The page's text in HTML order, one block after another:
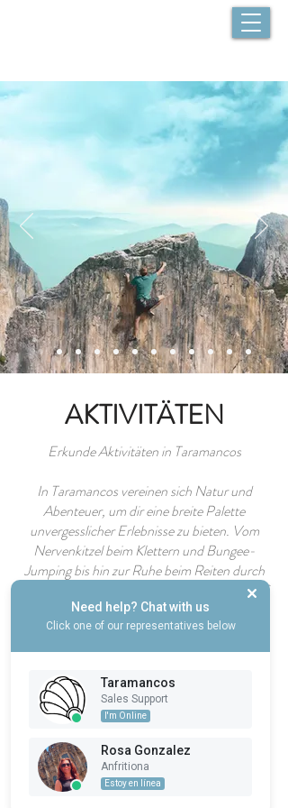
Erkunde Aktivitäten in Taramancos
In Taramancos vereinen sich Natur und
Abenteuer, um dir eine breite Palette
unvergesslicher Erlebnisse zu bieten. Vom
Nervenkitzel beim Klettern und Bungee-
Jumping bis hin zur Ruhe beim Reiten durch
die Sierra de Outes – jede Aktivität ist darauf
ausgelegt, dich mit der natürlichen Schönheit
Galiciens zu verbinden.
umliegenden Gebiete von Taramancos
spektakuläre Wanderwege, die dich dazu
einladen, einzigartige Landschaften zu
entdecken. Und als echtes Privileg führt der
Maritime Jakobsweg direkt vor unserer Tür
vorbei, entlang der Ría de Muros y Noia.
AKTIVITÄTEN
Need help? Chat with us
Click one of our representatives below
Taramancos
Sales Support
I'm Online
Rosa Gonzalez
Anfritiona
Estoy en línea